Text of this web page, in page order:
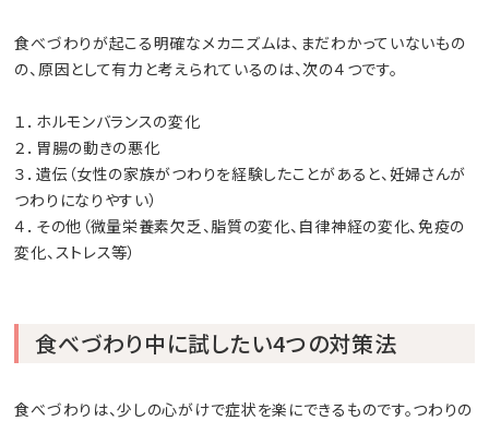
食べづわりが起こる明確なメカニズムは、まだわかっていないもの
の、原因として有力と考えられているのは、次の４つです。
１．ホルモンバランスの変化
２．胃腸の動きの悪化
３．遺伝（女性の家族がつわりを経験したことがあると、妊婦さんが
つわりになりやすい）
４．その他（微量栄養素欠乏、脂質の変化、自律神経の変化、免疫の
変化、ストレス等）
食べづわり中に試したい4つの対策法
食べづわりは、少しの心がけで症状を楽にできるものです。つわりの